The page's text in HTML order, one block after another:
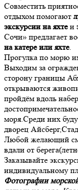
Совместить
отдыхом помогают
экскурсии на яхтеи
Сочи» предлагает
на катере или яхте.
Прогулка по морю
Выходим за
сторону границы
открываются
пройдём вдоль
моря.Среди них
дворец
Любой желающий
вдали от
Заказывайте
индивидуальному
Фотографии